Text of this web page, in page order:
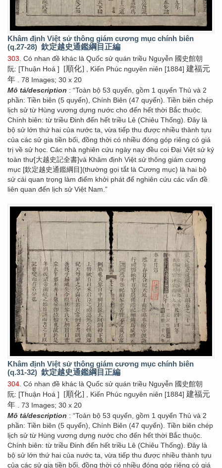
Khâm định Việt sử thông giám cương mục chính biên
(q.27-28) 欽定越史通鑑綱目正編
303. Có nhan đề khác là Quốc sử quán triều Nguyễn 國史館朝
阮: [Thuận Hoá ]
[順化] , Kiến Phúc nguyên niên [1884] 建福元
年 . 78 Images; 30 x 20
Mô tả/description : “Toàn bộ 53 quyển, gồm 1 quyển Thủ và 2
phần: Tiền biên (5 quyển), Chính Biên (47 quyển). Tiền biên chép
lịch sử từ Hùng vương dựng nước cho đến hết thời Bắc thuộc.
Chính biên: từ triều Đinh đến hết triều Lê (Chiêu Thống). Đây là
bộ sử lớn thứ hai của nước ta, vừa tiếp thu được nhiều thành tựu
của các sử gia tiền bối, đồng thời có nhiều đóng góp riêng có giá
trị về sử học. Các nhà nghiên cứu ngày nay đều coi Đại Việt sử ký
toàn thư[大越史記全書]và Khâm định Việt sử thông giám cương
mục [欽定越史通鑑綱目](thường gọi tắt là Cương mục) là hai bộ
sử cái quan trọng làm điểm khởi phát để nghiên cứu các vấn đề
liên quan đến lịch sử Việt Nam.”
Khâm định Việt sử thông giám cương mục chính biên
(q.31-32) 欽定越史通鑑綱目正編
304. Có nhan đề khác là Quốc sử quán triều Nguyễn 國史館朝
阮: [Thuận Hoá ]
[順化] , Kiến Phúc nguyên niên [1884] 建福元
年 . 73 Images; 30 x 20
Mô tả/description : “Toàn bộ 53 quyển, gồm 1 quyển Thủ và 2
phần: Tiền biên (5 quyển), Chính Biên (47 quyển). Tiền biên chép
lịch sử từ Hùng vương dựng nước cho đến hết thời Bắc thuộc.
Chính biên: từ triều Đinh đến hết triều Lê (Chiêu Thống). Đây là
bộ sử lớn thứ hai của nước ta, vừa tiếp thu được nhiều thành tựu
của các sử gia tiền bối, đồng thời có nhiều đóng góp riêng có giá